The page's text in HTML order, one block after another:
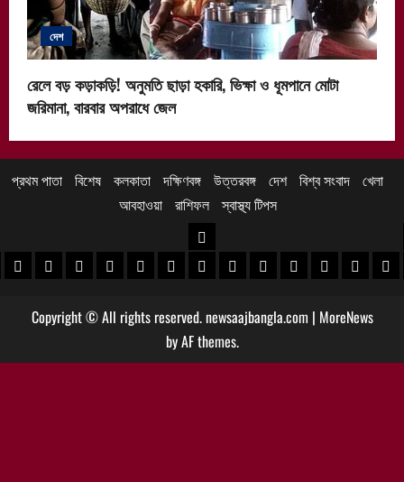
দেশ
রেলে বড় কড়াকড়ি! অনুমতি ছাড়া হকারি, ভিক্ষা ও ধূমপানে মোটা
জরিমানা, বারবার অপরাধে জেল
প্রথম পাতা বিশেষ কলকাতা দক্ষিণবঙ্গ উত্তরবঙ্গ দেশ বিশ্ব সংবাদ খেলা
আবহাওয়া
রাশিফল স্বাস্থ্য টিপস
খবর
খবর
পুরুলিয়া খবর
বাঁকুড়া খবরপশ্চিম বর্ধমান খবর
পূর্ব বর্ধমান খবর
বীরভূম খবরমুর্শিদাবাদ খবর
উত্তরবঙ্গ
কোচবিহার নিউজ
আলিপুরদুয়ার খবর
জলপাইগুড়ি খবর
শিলিগুড়ি খবর
উত্তরদক্ষিণ
Copyright © All rights reserved. newsaajbangla.com | MoreNews
by AF themes.